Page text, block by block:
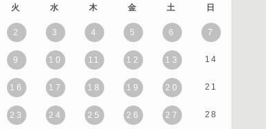
火 水 木 金 土 日
2 3 4 5 6 7
9 10 11 12 13 14
16 17 18 19 20 21
23 24 25 26 27 28